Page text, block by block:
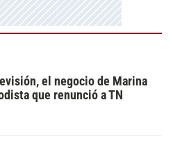
el negocio de Marina
que renunció a TN